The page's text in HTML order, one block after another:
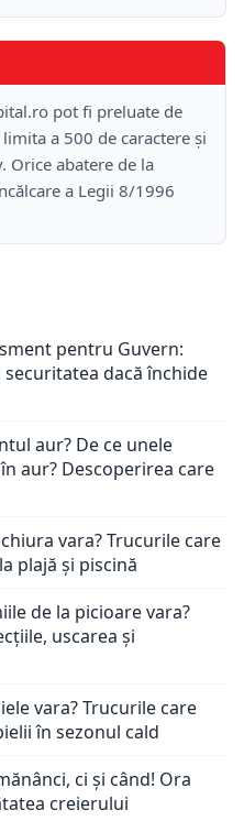
pot fi preluate de
a 500 de caractere și
Orice abatere de la
a Legii 8/1996
pentru Guvern:
dacă închide
aur? De ce unele
aur? Descoperirea care
vara? Trucurile care
plajă și piscină
de la picioare vara?
uscarea și
vara? Trucurile care
în sezonul cald
ci și când! Ora
creierului